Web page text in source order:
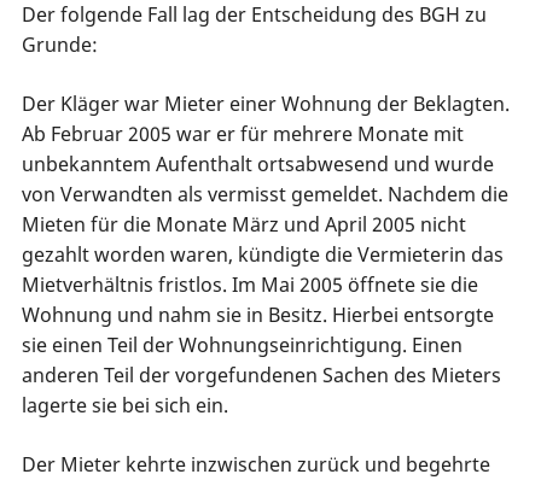
Der folgende Fall lag der Entscheidung des BGH zu
Grunde:
Der Kläger war Mieter einer Wohnung der Beklagten.
Ab Februar 2005 war er für mehrere Monate mit
unbekanntem Aufenthalt ortsabwesend und wurde
von Verwandten als vermisst gemeldet. Nachdem die
Mieten für die Monate März und April 2005 nicht
gezahlt worden waren, kündigte die Vermieterin das
Mietverhältnis fristlos. Im Mai 2005 öffnete sie die
Wohnung und nahm sie in Besitz. Hierbei entsorgte
sie einen Teil der Wohnungseinrichtigung. Einen
anderen Teil der vorgefundenen Sachen des Mieters
lagerte sie bei sich ein.
Der Mieter kehrte inzwischen zurück und begehrte